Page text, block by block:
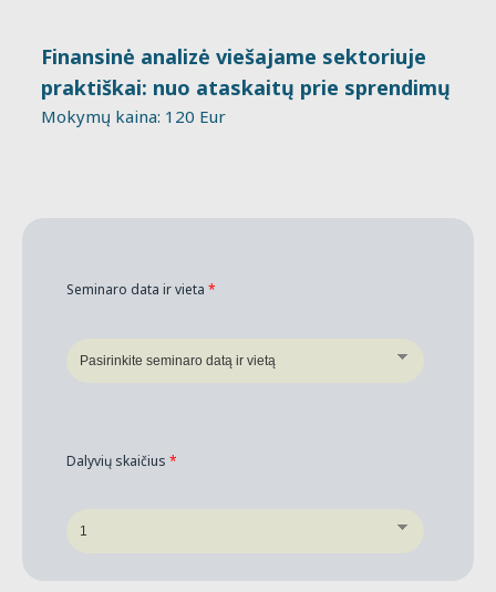
Finansinė analizė viešajame sektoriuje
praktiškai: nuo ataskaitų prie sprendimų
Mokymų kaina: 120 Eur
Seminaro data ir vieta *
Dalyvių skaičius *